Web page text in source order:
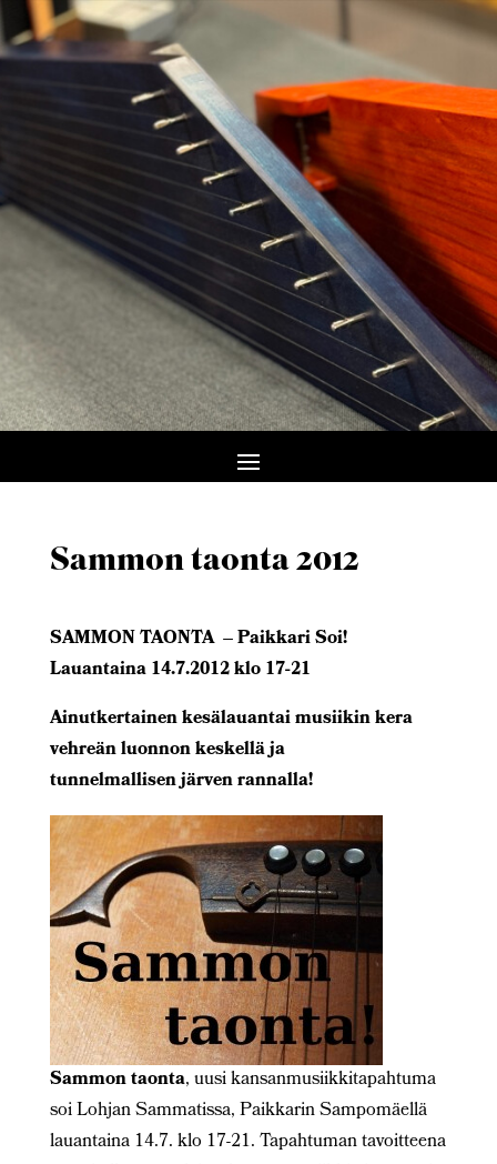
Sammon taonta 2012
SAMMON TAONTA – Paikkari Soi!
Lauantaina 14.7.2012 klo 17-21
Ainutkertainen kesälauantai musiikin kera
vehreän luonnon keskellä ja
tunnelmallisen järven rannalla!
Sammon taonta, uusi kansanmusiikkitapahtuma
soi Lohjan Sammatissa, Paikkarin Sampomäellä
lauantaina 14.7. klo 17-21. Tapahtuman tavoitteena